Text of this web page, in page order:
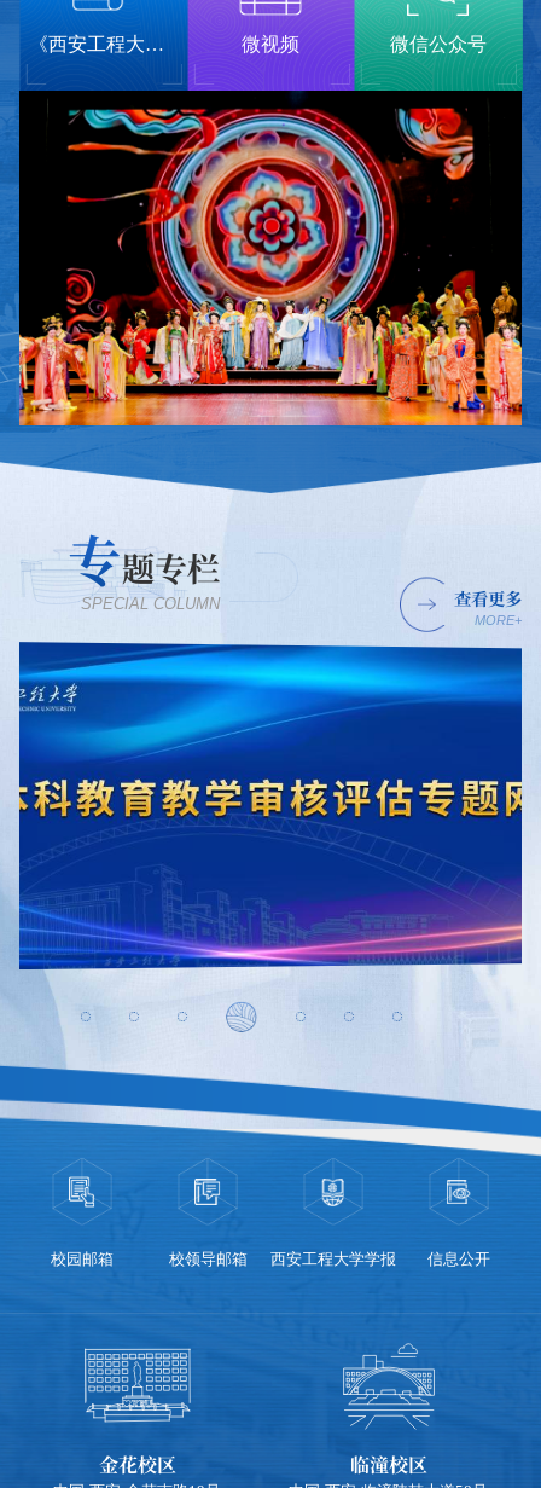
《西安工程大学报》 微视频 微信公众号
专题专栏
SPECIAL COLUMN 查看更多
MORE+
校领导邮箱 西安工程大学学报 信息公开 招标采购
金花校区 临潼校区